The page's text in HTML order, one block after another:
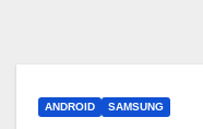
ANDROID SAMSUNG